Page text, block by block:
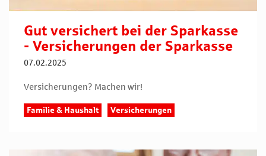
Gut versichert bei der Sparkasse
- Versicherungen der Sparkasse
07.02.2025
Versicherungen? Machen wir!
Familie & Haushalt Versicherungen